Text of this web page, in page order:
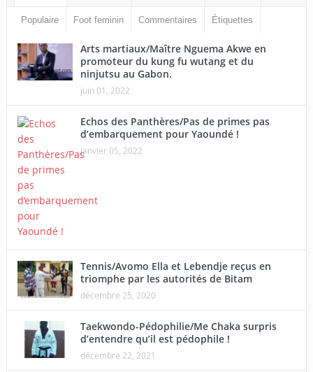
Populaire Foot feminin Commentaires Étiquettes
Arts martiaux/Maître Nguema Akwe en
promoteur du kung fu wutang et du
ninjutsu au Gabon.
juin 01, 2022
Echos des Panthères/Pas de primes pas
d’embarquement pour Yaoundé !
janvier 05, 2022
Tennis/Avomo Ella et Lebendje reçus en
triomphe par les autorités de Bitam
décembre 25, 2020
Taekwondo-Pédophilie/Me Chaka surpris
d’entendre qu’il est pédophile !
décembre 22, 2021